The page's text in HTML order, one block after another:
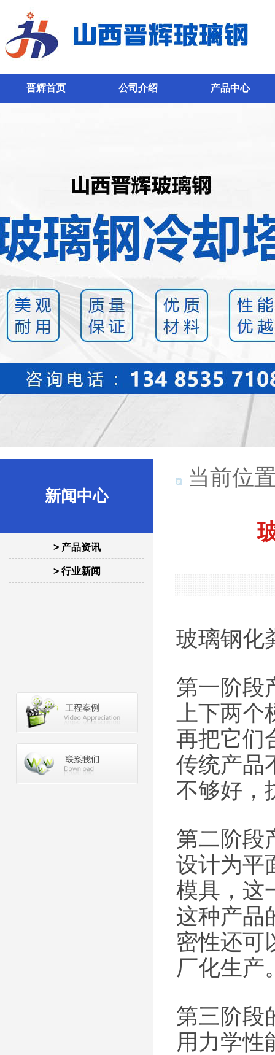
晋辉首页 公司介绍 产品中心
新闻中心
> 产品资讯
> 行业新闻
当前位
玻璃钢化
第一阶段
上下两个
再把它们
传统产品
不够好，
第二阶段
设计为平
模具，这
这种产品
密性还可
厂化生产
第三阶段
用力学性